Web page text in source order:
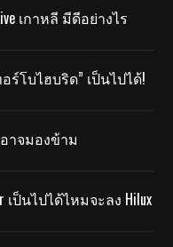
เกาหลี มีดีอย่างไร
ร์โบไฮบริด” เป็นไปได้!
าจมองข้าม
เป็นไปได้ไหมจะลง Hilux